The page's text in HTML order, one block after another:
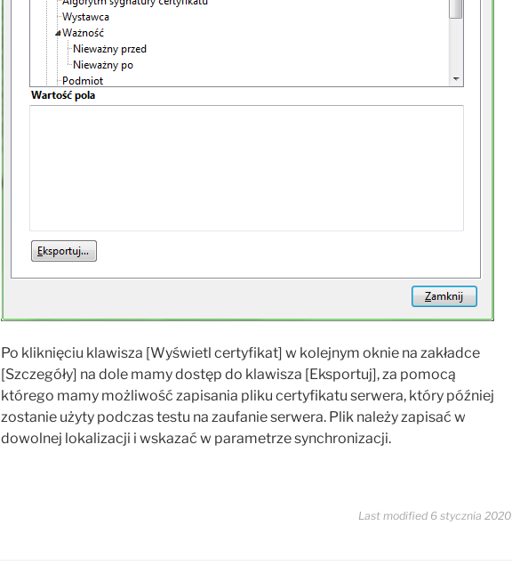
Po kliknięciu klawisza [Wyświetl certyfikat] w kolejnym oknie na zakładce
[Szczegóły] na dole mamy dostęp do klawisza [Eksportuj], za pomocą
którego mamy możliwość zapisania pliku certyfikatu serwera, który później
zostanie użyty podczas testu na zaufanie serwera. Plik należy zapisać w
dowolnej lokalizacji i wskazać w parametrze synchronizacji.
Last modified 6 stycznia 2020